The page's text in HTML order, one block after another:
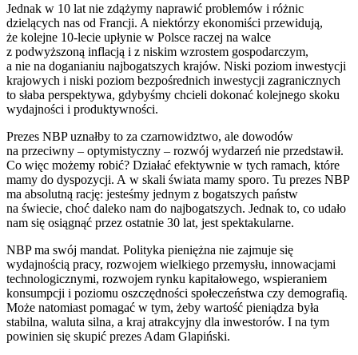
Jednak w 10 lat nie zdążymy naprawić problemów i różnic
dzielących nas od Francji. A niektórzy ekonomiści przewidują,
że kolejne 10-lecie upłynie w Polsce raczej na walce
z podwyższoną inflacją i z niskim wzrostem gospodarczym,
a nie na doganianiu najbogatszych krajów. Niski poziom inwestycji
krajowych i niski poziom bezpośrednich inwestycji zagranicznych
to słaba perspektywa, gdybyśmy chcieli dokonać kolejnego skoku
wydajności i produktywności.
Prezes NBP uznałby to za czarnowidztwo, ale dowodów
na przeciwny – optymistyczny – rozwój wydarzeń nie przedstawił.
Co więc możemy robić? Działać efektywnie w tych ramach, które
mamy do dyspozycji. A w skali świata mamy sporo. Tu prezes NBP
ma absolutną rację: jesteśmy jednym z bogatszych państw
na świecie, choć daleko nam do najbogatszych. Jednak to, co udało
nam się osiągnąć przez ostatnie 30 lat, jest spektakularne.
NBP ma swój mandat. Polityka pieniężna nie zajmuje się
wydajnością pracy, rozwojem wielkiego przemysłu, innowacjami
technologicznymi, rozwojem rynku kapitałowego, wspieraniem
konsumpcji i poziomu oszczędności społeczeństwa czy demografią.
Może natomiast pomagać w tym, żeby wartość pieniądza była
stabilna, waluta silna, a kraj atrakcyjny dla inwestorów. I na tym
powinien się skupić prezes Adam Glapiński.